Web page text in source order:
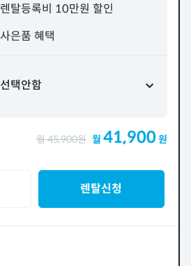
렌탈등록비 10만원 할인
사은품 혜택
선택안함
월45,900원 월 41,900원
렌탈신청